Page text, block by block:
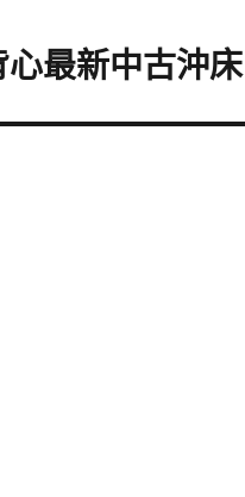
最新中古沖床